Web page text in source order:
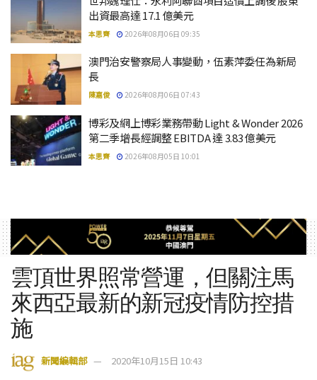
出資最高達 17.1 億美元
本思齊 2026年08月06日 09:35
澳門治安警察局人事變動，伍素萍委任為新局
長
陳嘉俊 2026年08月06日 07:43
博彩及網上博彩業務帶動 Light & Wonder 2026
第二季增長經調整 EBITDA 達 3.83 億美元
本思齊 2026年08月05日 10:01
雲頂世界照常營運，但關注馬
來西亞最新的新冠疫情防控措
施
新聞編輯部 2020年10月15日 10:43